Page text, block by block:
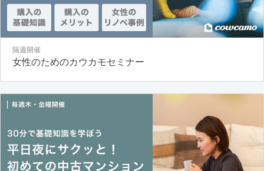
隔週開催
女性のためのカウカモセミナー